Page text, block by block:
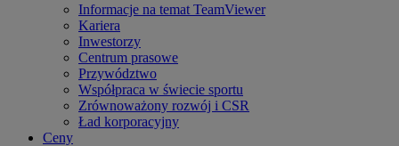
Informacje na temat TeamViewer
Kariera
Inwestorzy
Centrum prasowe
Przywództwo
Współpraca w świecie sportu
Zrównoważony rozwój i CSR
Ład korporacyjny
Ceny